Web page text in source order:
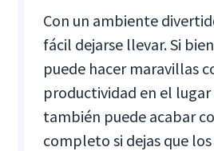
Con un ambiente
fácil dejarse llevar. Si
puede hacer maravillas
productividad en el
también puede acabar
completo si dejas que